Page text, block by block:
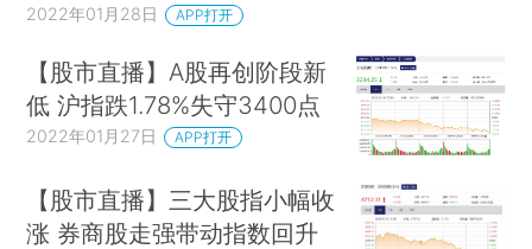
2022年01月28日 APP打开
【股市直播】A股再创阶段新
低 沪指跌1.78%失守3400点
2022年01月27日 APP打开
【股市直播】三大股指小幅收
涨 券商股走强带动指数回升